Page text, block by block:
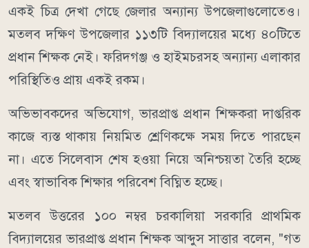
একই চিত্র দেখা গেছে জেলার অন্যান্য উপজেলাগুলোতেও।
মতলব দক্ষিণ উপজেলার ১১৩টি বিদ্যালয়ের মধ্যে ৪০টিতে
প্রধান শিক্ষক নেই। ফরিদগঞ্জ ও হাইমচরসহ অন্যান্য এলাকার
পরিস্থিতিও প্রায় একই রকম।
অভিভাবকদের অভিযোগ, ভারপ্রাপ্ত প্রধান শিক্ষকরা দাপ্তরিক
কাজে ব্যস্ত থাকায় নিয়মিত শ্রেণিকক্ষে সময় দিতে পারছেন
না। এতে সিলেবাস শেষ হওয়া নিয়ে অনিশ্চয়তা তৈরি হচ্ছে
এবং স্বাভাবিক শিক্ষার পরিবেশ বিঘ্নিত হচ্ছে।
মতলব উত্তরের ১০০ নম্বর চরকালিয়া সরকারি প্রাথমিক
বিদ্যালয়ের ভারপ্রাপ্ত প্রধান শিক্ষক আব্দুস সাত্তার বলেন, "গত